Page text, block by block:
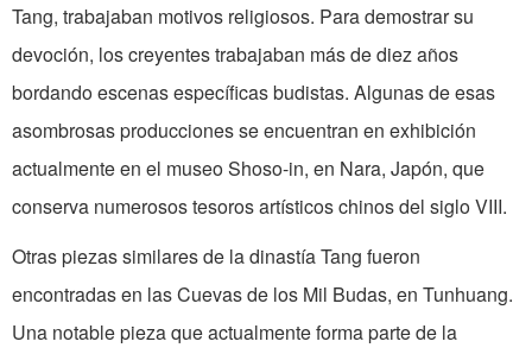
Tang, trabajaban motivos religiosos. Para demostrar su
devoción, los creyentes trabajaban más de diez años
bordando escenas específicas budistas. Algunas de esas
asombrosas producciones se encuentran en exhibición
actualmente en el museo Shoso-in, en Nara, Japón, que
conserva numerosos tesoros artísticos chinos del siglo VIII.
Otras piezas similares de la dinastía Tang fueron
encontradas en las Cuevas de los Mil Budas, en Tunhuang.
Una notable pieza que actualmente forma parte de la